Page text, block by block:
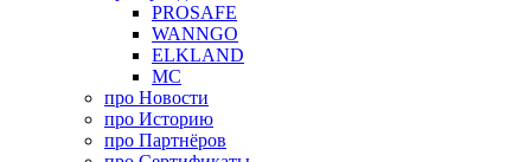
PROSAFE
WANNGO
ELKLAND
MC
про Новости
про Историю
про Партнёров